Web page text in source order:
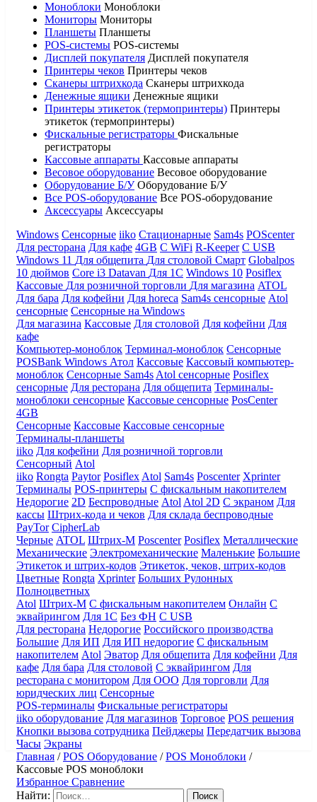
Моноблоки Моноблоки
Мониторы Мониторы
Планшеты Планшеты
POS-системы POS-системы
Дисплей покупателя Дисплей покупателя
Принтеры чеков Принтеры чеков
Сканеры штрихкода Сканеры штрихкода
Денежные ящики Денежные ящики
Принтеры этикеток (термопринтеры) Принтеры
этикеток (термопринтеры)
Фискальные регистраторы Фискальные
регистраторы
Кассовые аппараты Кассовые аппараты
Весовое оборудование Весовое оборудование
Оборудование Б/У Оборудование Б/У
Все POS-оборудование Все POS-оборудование
Аксессуары Аксессуары
Windows Сенсорные iiko Стационарные Sam4s POScenter
Для ресторана Для кафе 4GB С WiFi R-Keeper С USB
Windows 11 Для общепита Для столовой Смарт Globalpos
10 дюймов Core i3 Datavan Для 1С Windows 10 Posiflex
Кассовые Для розничной торговли Для магазина ATOL
Для бара Для кофейни Для horeca Sam4s сенсорные Atol
сенсорные Сенсорные на Windows
Для магазина Кассовые Для столовой Для кофейни Для
кафе
Компьютер-моноблок Терминал-моноблок Сенсорные
POSBank Windows Атол Кассовые Кассовый компьютер-
моноблок Сенсорные Sam4s Atol сенсорные Posiflex
сенсорные Для ресторана Для общепита Терминалы-
моноблоки сенсорные Кассовые сенсорные PosCenter
4GB
Сенсорные Кассовые Кассовые сенсорные
Терминалы-планшеты
iiko Для кофейни Для розничной торговли
Сенсорный Atol
iiko Rongta Paytor Posiflex Atol Sam4s Poscenter Xprinter
Терминалы POS-принтеры С фискальным накопителем
Недорогие 2D Беспроводные Atol Atol 2D С экраном Для
кассы Штрих-кода и чеков Для склада беспроводные
PayTor CipherLab
Черные ATOL Штрих-М Poscenter Posiflex Металлические
Механические Электромеханические Маленькие Большие
Этикеток и штрих-кодов Этикеток, чеков, штрих-кодов
Цветные Rongta Xprinter Больших Рулонных
Полноцветных
Atol Штрих-М С фискальным накопителем Онлайн С
эквайрингом Для 1С Без ФН С USB
Для ресторана Недорогие Российского производства
Большие Для ИП Для ИП недорогие С фискальным
накопителем Atol Эватор Для общепита Для кофейни Для
кафе Для бара Для столовой С эквайрингом Для
ресторана с монитором Для ООО Для торговли Для
юридческих лиц Сенсорные
POS-терминалы Фискальные регистраторы
iiko оборудование Для магазинов Торговое POS решения
Кнопки вызова сотрудника Пейджеры Передатчик вызова
Часы Экраны
Главная /POS Оборудование /POS Моноблоки /
Кассовые POS моноблоки
Избранное Сравнение
Найти: